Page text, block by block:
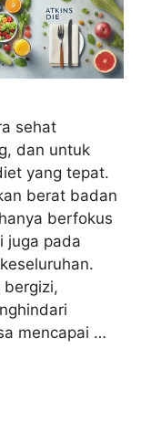
sehat
dan untuk
yang tepat.
berat badan
berfokus
juga pada
bergizi,
mencapai …